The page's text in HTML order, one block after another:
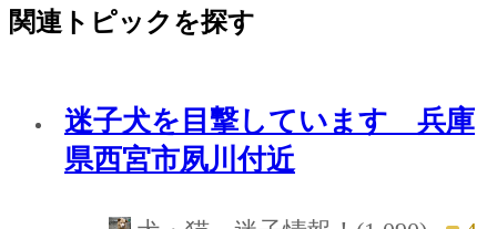
関連トピックを探す
迷子犬を目撃しています 兵庫
県西宮市夙川付近